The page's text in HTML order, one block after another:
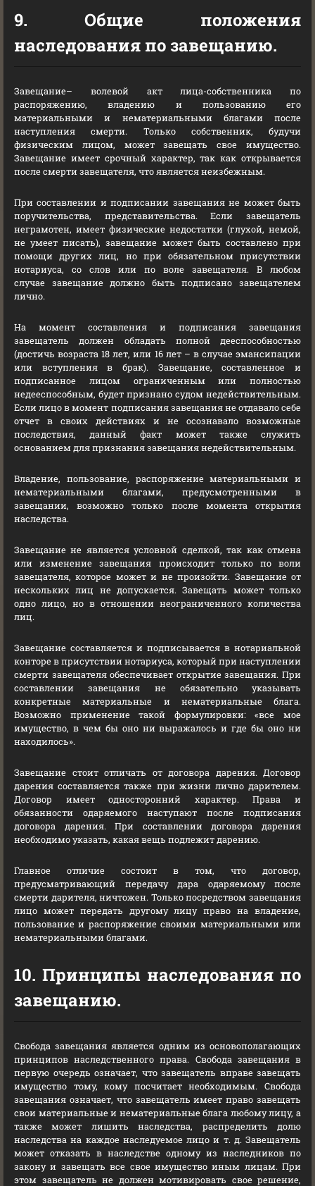
9. Общие положения
наследования по завещанию.
Завещание– волевой акт лица-собственника по
распоряжению, владению и пользованию его
материальными и нематериальными благами после
наступления смерти. Только собственник, будучи
физическим лицом, может завещать свое имущество.
Завещание имеет срочный характер, так как открывается
после смерти завещателя, что является неизбежным.
При составлении и подписании завещания не может быть
поручительства, представительства. Если завещатель
неграмотен, имеет физические недостатки (глухой, немой,
не умеет писать), завещание может быть составлено при
помощи других лиц, но при обязательном присутствии
нотариуса, со слов или по воле завещателя. В любом
случае завещание должно быть подписано завещателем
лично.
На момент составления и подписания завещания
завещатель должен обладать полной дееспособностью
(достичь возраста 18 лет, или 16 лет – в случае эмансипации
или вступления в брак). Завещание, составленное и
подписанное лицом ограниченным или полностью
недееспособным, будет признано судом недействительным.
Если лицо в момент подписания завещания не отдавало себе
отчет в своих действиях и не осознавало возможные
последствия, данный факт может также служить
основанием для признания завещания недействительным.
Владение, пользование, распоряжение материальными и
нематериальными благами, предусмотренными в
завещании, возможно только после момента открытия
наследства.
Завещание не является условной сделкой, так как отмена
или изменение завещания происходит только по воли
завещателя, которое может и не произойти. Завещание от
нескольких лиц не допускается. Завещать может только
одно лицо, но в отношении неограниченного количества
лиц.
Завещание составляется и подписывается в нотариальной
конторе в присутствии нотариуса, который при наступлении
смерти завещателя обеспечивает открытие завещания. При
составлении завещания не обязательно указывать
конкретные материальные и нематериальные блага.
Возможно применение такой формулировки: «все мое
имущество, в чем бы оно ни выражалось и где бы оно ни
находилось».
Завещание стоит отличать от договора дарения. Договор
дарения составляется также при жизни лично дарителем.
Договор имеет односторонний характер. Права и
обязанности одаряемого наступают после подписания
договора дарения. При составлении договора дарения
необходимо указать, какая вещь подлежит дарению.
Главное отличие состоит в том, что договор,
предусматривающий передачу дара одаряемому после
смерти дарителя, ничтожен. Только посредством завещания
лицо может передать другому лицу право на владение,
пользование и распоряжение своими материальными или
нематериальными благами.
10. Принципы наследования по
завещанию.
Свобода завещания является одним из основополагающих
принципов наследственного права. Свобода завещания в
первую очередь означает, что завещатель вправе завещать
имущество тому, кому посчитает необходимым. Свобода
завещания означает, что завещатель имеет право завещать
свои материальные и нематериальные блага любому лицу, а
также может лишить наследства, распределить долю
наследства на каждое наследуемое лицо и т. д. Завещатель
может отказать в наследстве одному из наследников по
закону и завещать все свое имущество иным лицам. При
этом завещатель не должен мотивировать свое решение,